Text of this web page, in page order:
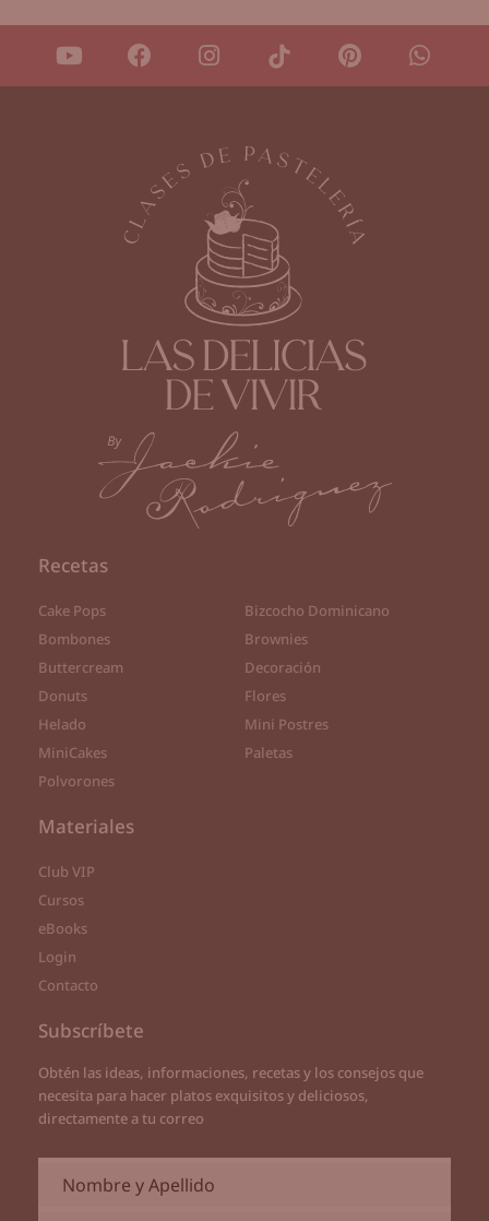
Recetas
Cake Pops
Bizcocho Dominicano
Bombones
Brownies
Buttercream
Decoración
Donuts
Flores
Helado
Mini Postres
MiniCakes
Paletas
Polvorones
Materiales
Club VIP
Cursos
eBooks
Login
Contacto
Subscríbete
Obtén las ideas, informaciones, recetas y los consejos que
necesita para hacer platos exquisitos y deliciosos,
directamente a tu correo